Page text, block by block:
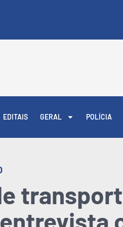
EDITAIS GERAL POLÍCIA